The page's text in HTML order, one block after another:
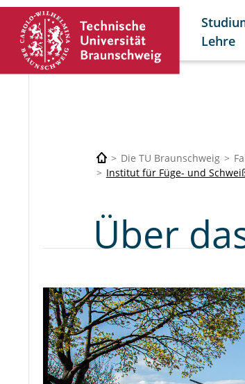
Lehre
Die TU Braunschweig
Institut für Füge- und
Über